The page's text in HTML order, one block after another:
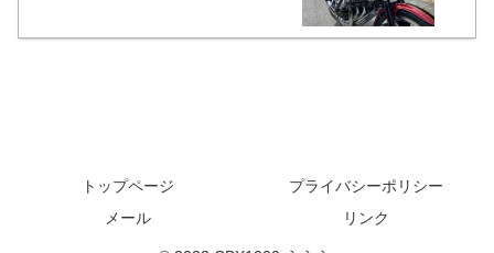
トップページ
プライバシーポリシー
メール
リンク